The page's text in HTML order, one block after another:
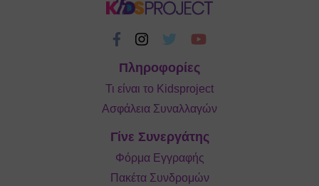
Πληροφορίες
Τι είναι το Kidsproject
Ασφάλεια Συναλλαγών
Γίνε Συνεργάτης
Φόρμα Εγγραφής
Πακέτα Συνδρομών